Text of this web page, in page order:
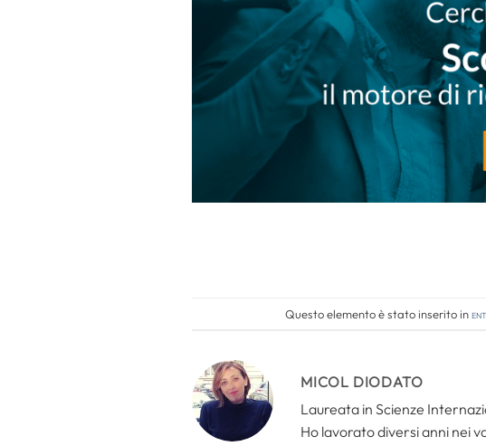
Questo elemento è stato inserito in
MICOL DIODATO
Laureata in Scienze
Ho lavorato diversi anni nei